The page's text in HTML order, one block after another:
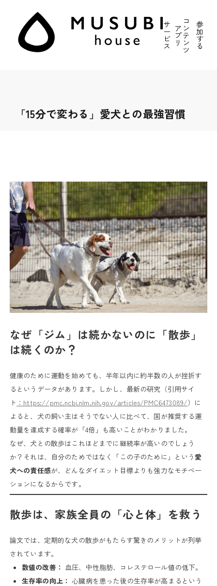
サ
ー
ビ
ス
ア
プ
リ
コ
ン
テ
ン
ツ
参
加
す
る
「15分で変わる」愛犬との最強習慣
なぜ「ジム」は続かないのに「散歩」
は続くのか？
健康のために運動を始めても、半年以内に約半数の人が挫折す
るというデータがあります。しかし、最新の研究（引用サイ
ト ：https://pmc.ncbi.nlm.nih.gov/articles/PMC6473089/）に
よると、犬の飼い主はそうでない人に比べて、国が推奨する運
動量を達成する確率が「4倍」も高いことがわかりました。
なぜ、犬との散歩はこれほどまでに継続率が高いのでしょう
か？それは、自分のためではなく「この子のために」という 愛
犬への責任感が、どんなダイエット目標よりも強力なモチベー
ションになるからです。
散歩は、家族全員の「心と体」を救う
論文では、定期的な犬の散歩がもたらす驚きのメリットが列挙
されています。
数値の改善： 血圧、中性脂肪、コレステロール値の低下。
生存率の向上： 心臓病を患った後の生存率が高まるという